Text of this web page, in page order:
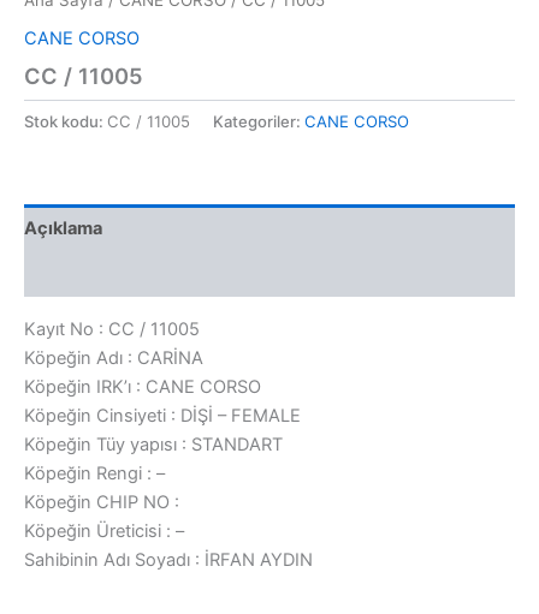
CANE CORSO
CC / 11005
Stok kodu: CC / 11005 Kategoriler: CANE CORSO
Açıklama
Kayıt No : CC / 11005
Köpeğin Adı : CARİNA
Köpeğin IRK’ı : CANE CORSO
Köpeğin Cinsiyeti : DİŞİ – FEMALE
Köpeğin Tüy yapısı : STANDART
Köpeğin Rengi : –
Köpeğin CHIP NO :
Köpeğin Üreticisi : –
Sahibinin Adı Soyadı : İRFAN AYDIN